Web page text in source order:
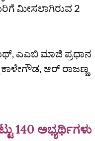
ಮೀಸಲಾಗಿರುವ 2
ಎಎಬಿ ಮಾಜಿ ಪ್ರಧಾನ
ಆರ್‌ ರಾಜಣ್ಣ
140 ಅಭ್ಯರ್ಥಿಗಳು